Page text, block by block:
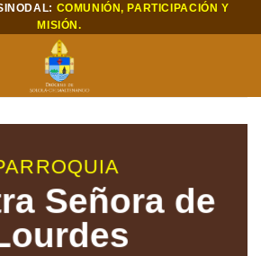
COMUNIÓN, PARTICIPACIÓN Y
MISIÓN.
Señora de